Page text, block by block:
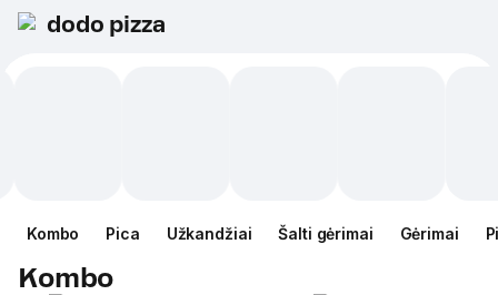
dodo pizza
Kombo Pica Užkandžiai Šalti gėrimai Gėrimai
Kombo